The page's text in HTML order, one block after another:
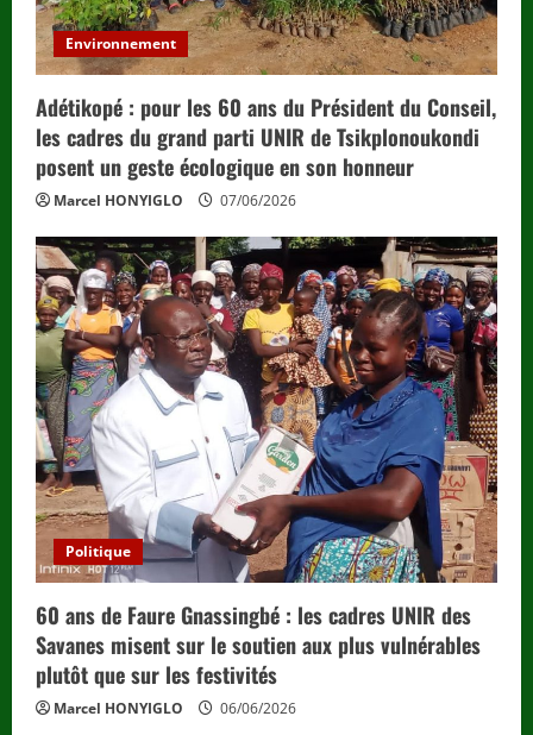
Environnement
Adétikopé : pour les 60 ans du Président du Conseil,
les cadres du grand parti UNIR de Tsikplonoukondi
posent un geste écologique en son honneur
Marcel HONYIGLO 07/06/2026
Politique
60 ans de Faure Gnassingbé : les cadres UNIR des
Savanes misent sur le soutien aux plus vulnérables
plutôt que sur les festivités
Marcel HONYIGLO 06/06/2026